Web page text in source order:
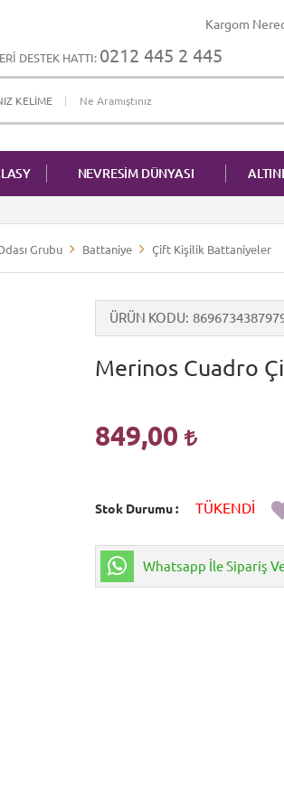
Kargom
DESTEK HATTI: 0212 445 2 445
NEVRESİM DÜNYASI
Grubu Battaniye Çift Kişilik Battaniyeler
ÜRÜN KODU
Merinos Cuadro
849,00
Stok Durumu TÜKENDİ
Whatsapp İle Sipariş